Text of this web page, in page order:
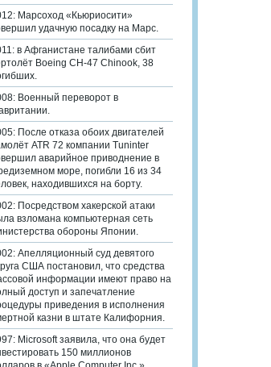
Марсоход «Кьюриосити»
удачную посадку на Марс.
в Афганистане талибами сбит
Boeing CH-47 Chinook, 38
Военный переворот в
После отказа обоих двигателей
ATR 72 компании Tuninter
аварийное приводнение в
море, погибли 16 из 34
находившихся на борту.
Посредством хакерской атаки
взломана компьютерная сеть
обороны Японии.
Апелляционный суд девятого
США постановил, что средства
информации имеют право на
доступ и запечатление
приведения в исполнения
казни в штате Калифорния.
Microsoft заявила, что она будет
150 миллионов